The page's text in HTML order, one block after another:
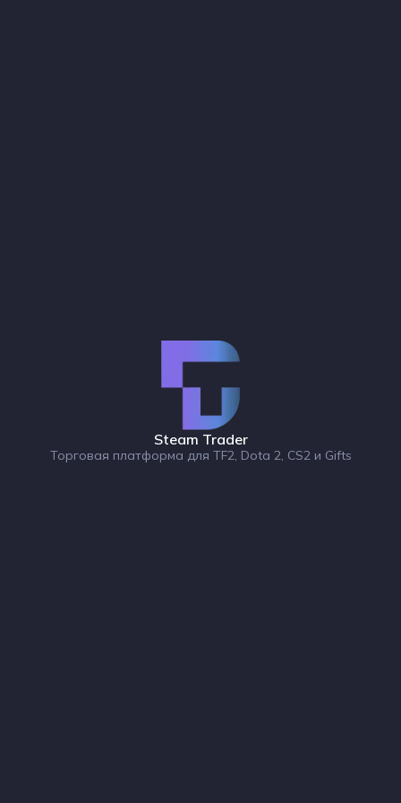
Steam Trader
Торговая платформа для TF2, Dota 2, CS2 и Gifts